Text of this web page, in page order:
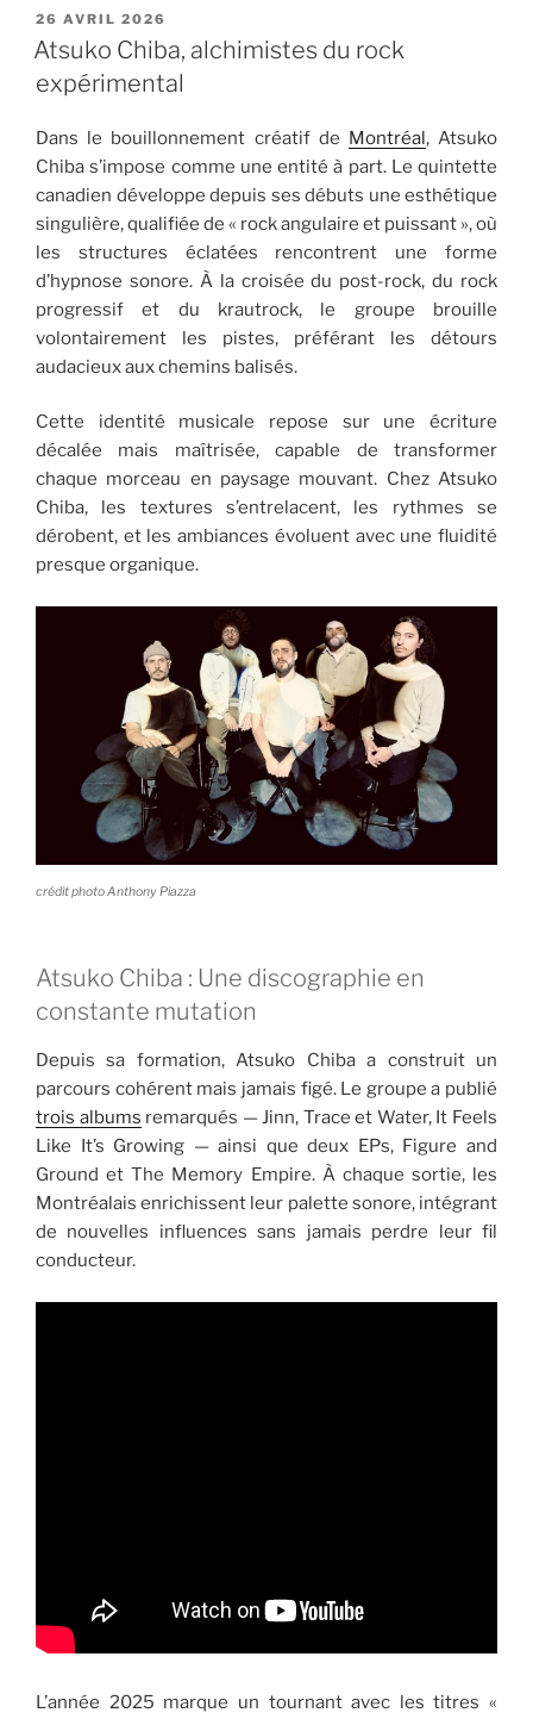
PUBLIÉ
LE
26 AVRIL 2026
Atsuko Chiba, alchimistes du rock
expérimental
Dans le bouillonnement créatif de Montréal, Atsuko
Chiba s’impose comme une entité à part. Le quintette
canadien développe depuis ses débuts une esthétique
singulière, qualifiée de « rock angulaire et puissant », où
les structures éclatées rencontrent une forme
d’hypnose sonore. À la croisée du post-rock, du rock
progressif et du krautrock, le groupe brouille
volontairement les pistes, préférant les détours
audacieux aux chemins balisés.
Cette identité musicale repose sur une écriture
décalée mais maîtrisée, capable de transformer
chaque morceau en paysage mouvant. Chez Atsuko
Chiba, les textures s’entrelacent, les rythmes se
dérobent, et les ambiances évoluent avec une fluidité
presque organique.
crédit photo Anthony Piazza
Atsuko Chiba : Une discographie en
constante mutation
Depuis sa formation, Atsuko Chiba a construit un
parcours cohérent mais jamais figé. Le groupe a publié
trois albums remarqués — Jinn, Trace et Water, It Feels
Like It’s Growing — ainsi que deux EPs, Figure and
Ground et The Memory Empire. À chaque sortie, les
Montréalais enrichissent leur palette sonore, intégrant
de nouvelles influences sans jamais perdre leur fil
conducteur.
L’année 2025 marque un tournant avec les titres «